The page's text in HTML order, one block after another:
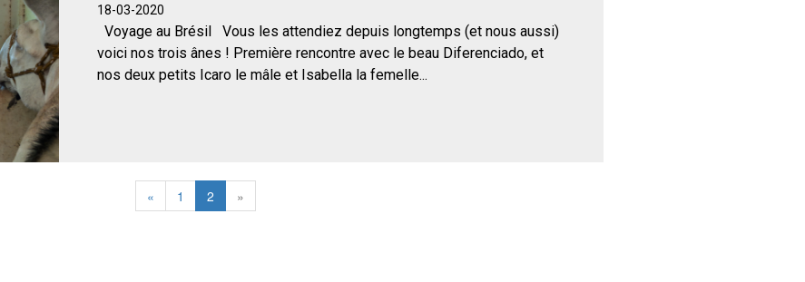
18-03-2020
Voyage au Brésil Vous les attendiez depuis longtemps (et nous aussi)
voici nos trois ânes ! Première rencontre avec le beau Diferenciado, et
nos deux petits Icaro le mâle et Isabella la femelle...
« 1 2 »